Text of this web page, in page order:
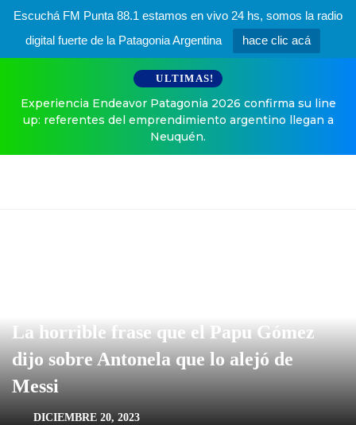
Escuchá FM Punta 88.1 estamos en vivo 24 hs, somos la radio
digital fuerte de la Patagonia Argentina
hace clic acá
ULTIMAS!
Experiencia Endeavor Patagonia 2026 confirma su line
up: referentes del emprendimiento argentino llegan a
Neuquén.
La horrible frase que el Papu Gómez
dijo sobre Antonela que lo alejó de
Messi
DICIEMBRE 20, 2023